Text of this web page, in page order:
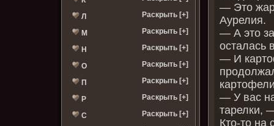
Л Раскрыть [+]
М Раскрыть [+]
Н Раскрыть [+]
О Раскрыть [+]
П Раскрыть [+]
Р Раскрыть [+]
С Раскрыть [+]
— Это
Аурелия.
— А это
осталась
— И
— У вас
тарелки,
Кто-то на